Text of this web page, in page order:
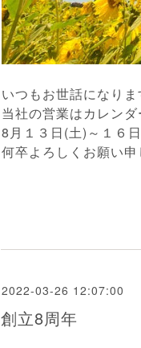
いつもお世話になりま
当社の営業はカレン
8月１３日(土)～１６
何卒よろしくお願い申
2022-03-26 12:07:00
創立8周年